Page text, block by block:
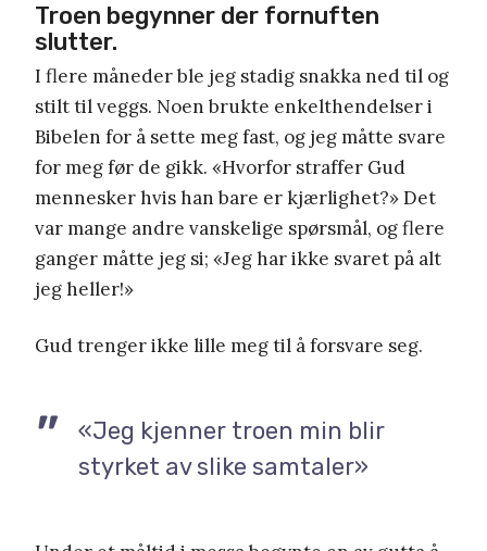
Troen begynner der fornuften
slutter.
I flere måneder ble jeg stadig snakka ned til og
stilt til veggs. Noen brukte enkelthendelser i
Bibelen for å sette meg fast, og jeg måtte svare
for meg før de gikk. «Hvorfor straffer Gud
mennesker hvis han bare er kjærlighet?» Det
var mange andre vanskelige spørsmål, og flere
ganger måtte jeg si; «Jeg har ikke svaret på alt
jeg heller!»
Gud trenger ikke lille meg til å forsvare seg.
«Jeg kjenner troen min blir
styrket av slike samtaler»